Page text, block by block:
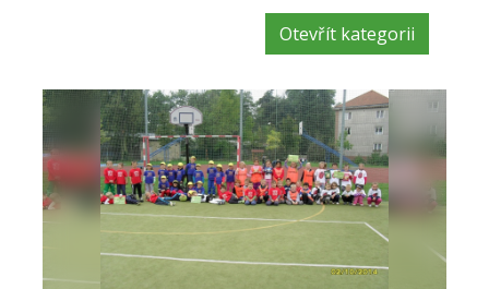
Otevřít kategorii